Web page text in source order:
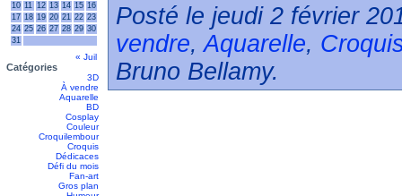
10 11 12 13 14 15 16
17 18 19 20 21 22 23
24 25 26 27 28 29 30
31
« Juil
Catégories
3D
À vendre
Aquarelle
BD
Cosplay
Couleur
Croquilembour
Croquis
Dédicaces
Défi du mois
Fan-art
Gros plan
Posté le jeudi 2 février
vendre,Aquarelle,
Bruno Bellamy.